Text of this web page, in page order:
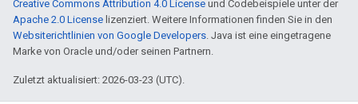
Creative Commons Attribution 4.0 License und Codebeispiele unter der
Apache 2.0 License lizenziert. Weitere Informationen finden Sie in den
Websiterichtlinien von Google Developers. Java ist eine eingetragene
Marke von Oracle und/oder seinen Partnern.
Zuletzt aktualisiert: 2026-03-23 (UTC).